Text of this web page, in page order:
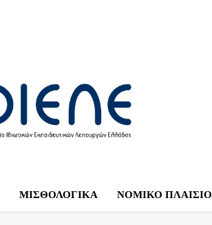
ΜΙΣΘΟΛΟΓΙΚΑ ΝΟΜΙΚΟ ΠΛΑΙΣΙΟ